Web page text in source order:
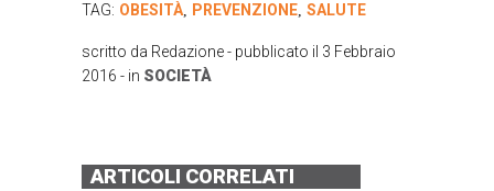
TAG: OBESITÀ, PREVENZIONE, SALUTE
scritto da Redazione- pubblicato il 3 Febbraio
2016 - in SOCIETÀ
ARTICOLI CORRELATI